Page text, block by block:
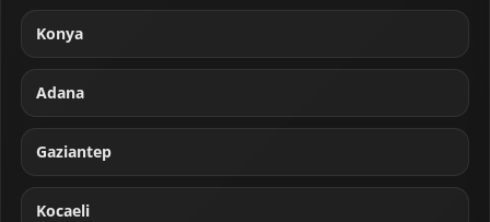
Konya
Adana
Gaziantep
Kocaeli